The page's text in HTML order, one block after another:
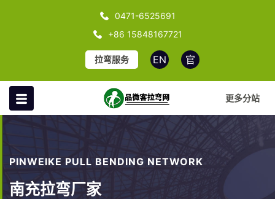
0471-6525691
+86 15848167721
拉弯服务 EN 官
更多分站
PINWEIKE PULL BENDING NETWORK
南充拉弯厂家